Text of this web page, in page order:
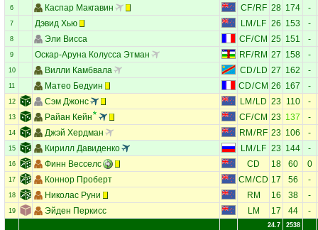
6 Каспар Макгавин CF/RF 28 174 -
7 Дэвид Хью LM / LF 26 153 -
8 Эли Висса CF/CM 25 151 -
9 Оскар-Аруна Колусса Этман RF/ RM 27 158 -
10 Вилли Камбвала CD/LD 27 162 -
11 Матео Бедуин CD/CM 26 167 -
12 Сэм Джонс LM / LD 23 110 -
13 Райан Кейн CF/CM 23 137 -
14 Джэй Хердман RM / RF 23 106 -
15 Кирилл Давиденко LM / LF 23 144 -
16 Финн Весселс CD 18 60 0
17 Коннор Проберт CM /CD 17 56 -
18 Николас Руни RM 16 38 -
19 Эйден Перкисс LM 17 44 -
24.7 2538